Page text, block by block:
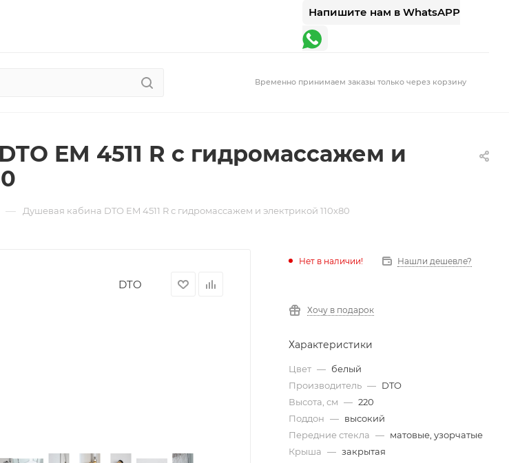
Напишите нам в WhatsAPP
Временно принимаем заказы только через корзину
EM 4511 R с гидромассажем и
— Душевая кабина DTO EM 4511 R с гидромассажем и электрикой 110х80
DTO
Нет в наличии! Нашли дешевле?
Хочу в подарок
Характеристики
Цвет — белый
Производитель — DTO
Высота, см — 220
Поддон — высокий
Передние стекла — матовые, узорчатые
Крыша — закрытая